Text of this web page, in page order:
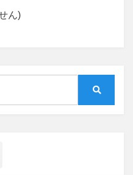
ん)